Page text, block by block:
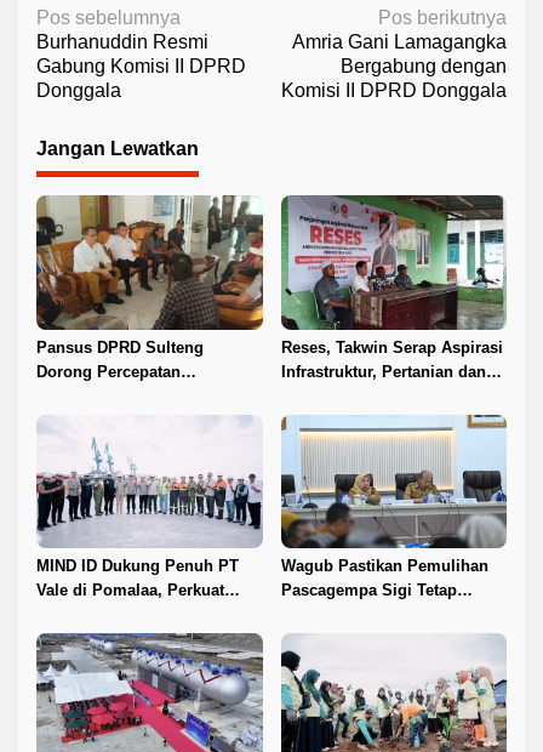
N
a
v
g
a
s
i
p
o
s
Pos sebelumnya
Burhanuddin Resmi
Gabung Komisi II DPRD
Donggala
Pos berikutnya
Amria Gani Lamagangka
Bergabung dengan
Komisi II DPRD Donggala
Jangan Lewatkan
Pansus DPRD Sulteng
Dorong Percepatan
Sawit di Toli-Toli
Reses, Takwin Serap Aspirasi
Infrastruktur, Pertanian dan
MIND ID Dukung Penuh PT
Vale di Pomalaa, Perkuat
Hilirisasi Nikel
Wagub Pastikan Pemulihan
Pascagempa Sigi Tetap